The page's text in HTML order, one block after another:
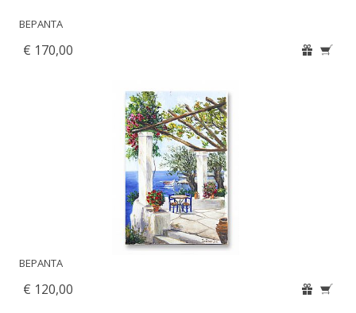
ΒΕΡΑΝΤΑ
€ 170,00
ΒΕΡΑΝΤΑ
€ 120,00